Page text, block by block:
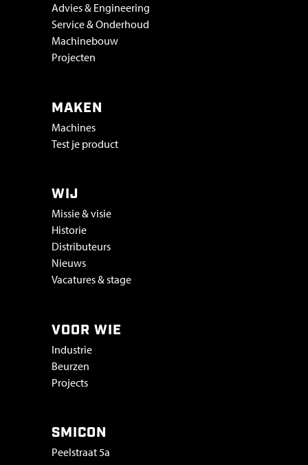
Advies & Engineering
Service & Onderhoud
Machinebouw
Projecten
MAKEN
Machines
Test je product
WIJ
Missie & visie
Historie
Distributeurs
Nieuws
Vacatures & stage
VOOR WIE
Industrie
Beurzen
Projects
SMICON
Peelstraat 5a